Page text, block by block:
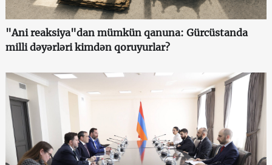
"Ani reaksiya"dan mümkün qanuna: Gürcüstanda
milli dəyərləri kimdən qoruyurlar?